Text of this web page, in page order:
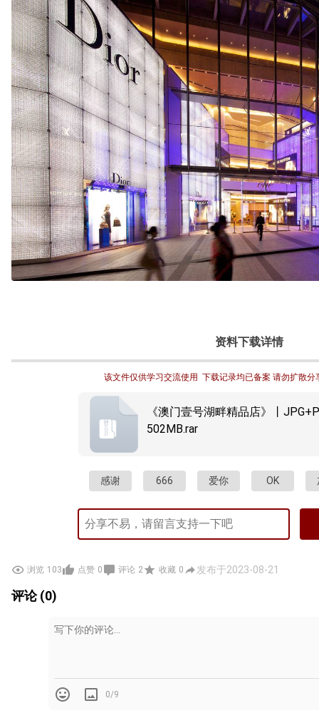
资料下载详情
该文件仅供学习交流使用  下载记录均已备案 请勿扩散分
《澳门壹号湖畔精品店》丨
502MB.rar
感谢 666 爱你 OK
浏览 103 点赞 0 评论 2 收藏 0 发布于2023-08-21
评论 (0)
0/9